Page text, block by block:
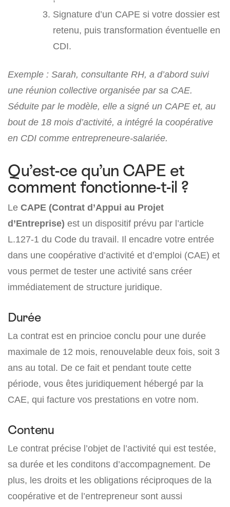
Signature d’un CAPE si votre dossier est
retenu, puis transformation éventuelle en
CDI.
Exemple : Sarah, consultante RH, a d’abord suivi
une réunion collective organisée par sa CAE.
Séduite par le modèle, elle a signé un CAPE et, au
bout de 18 mois d’activité, a intégré la coopérative
en CDI comme entrepreneure-salariée.
Qu’est-ce qu’un CAPE et
comment fonctionne-t-il ?
Le CAPE (Contrat d’Appui au Projet
d’Entreprise) est un dispositif prévu par l’article
L.127-1 du Code du travail. Il encadre votre entrée
dans une coopérative d’activité et d’emploi (CAE) et
vous permet de tester une activité sans créer
immédiatement de structure juridique.
Durée
La contrat est en princioe conclu pour une durée
maximale de 12 mois, renouvelable deux fois, soit 3
ans au total. De ce fait et pendant toute cette
période, vous êtes juridiquement hébergé par la
CAE, qui facture vos prestations en votre nom.
Contenu
Le contrat précise l’objet de l’activité qui est testée,
sa durée et les conditons d’accompagnement. De
plus, les droits et les obligations réciproques de la
coopérative et de l’entrepreneur sont aussi